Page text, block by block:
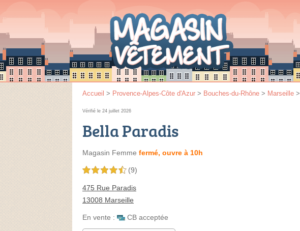
Accueil > Provence-Alpes-Côte d'Azur > Bouches-du-Rhône > Marseille >
Vérifié le 24 juillet 2026
Bella Paradis
Magasin Femme fermé, ouvre à 10h
4,5 étoiles sur 5 (9)
475 Rue Paradis
13008 Marseille
En vente : CB acceptée